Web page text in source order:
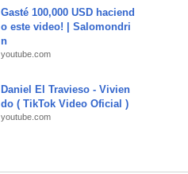
Gasté 100,000 USD haciend
o este video! | Salomondri
n
youtube.com
Daniel El Travieso - Vivien
do ( TikTok Video Oficial )
youtube.com